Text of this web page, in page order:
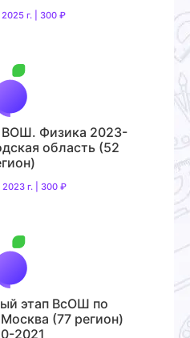
г. | 300 ₽
Физика 2023-
область (52
2023 г. | 300 ₽
этап ВсОШ по
(77 регион)
2021